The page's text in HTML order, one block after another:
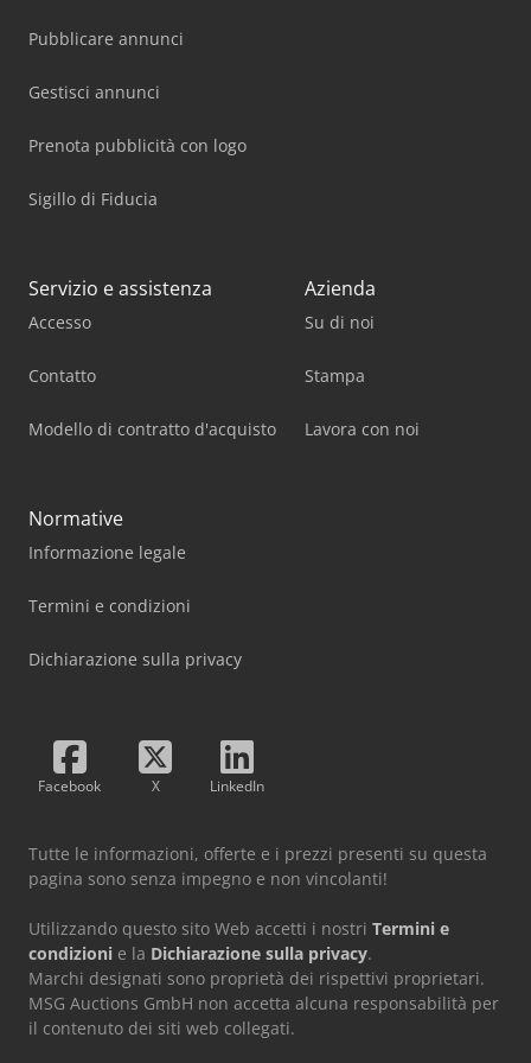
esportazione. Salvo errori e vendita intermedia.
Pubblicare annunci
Gestisci annunci
Prenota pubblicità con logo
Sigillo di Fiducia
Servizio e assistenza
Accesso
Contatto
Modello di contratto d'acquisto
Azienda
Su di noi
Stampa
Lavora con noi
Normative
Informazione legale
Termini e condizioni
Dichiarazione sulla privacy
Facebook X LinkedIn
Tutte le informazioni, offerte e i prezzi presenti su questa
pagina sono senza impegno e non vincolanti!
Utilizzando questo sito Web accetti i nostri Termini e
condizioni e la Dichiarazione sulla privacy.
Marchi designati sono proprietà dei rispettivi proprietari.
MSG Auctions GmbH non accetta alcuna responsabilità per
il contenuto dei siti web collegati.